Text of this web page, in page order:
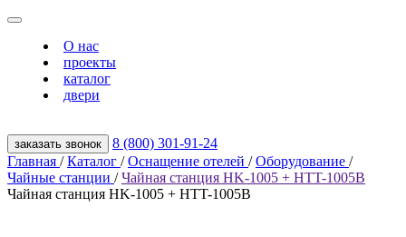
О нас
проекты
каталог
двери
заказать звонок
8 (800) 301‑91‑24
Главная / Каталог / Оснащение отелей / Оборудование /
Чайные станции / Чайная станция HK-1005 + HTT-1005B
Чайная станция HK-1005 + HTT-1005B